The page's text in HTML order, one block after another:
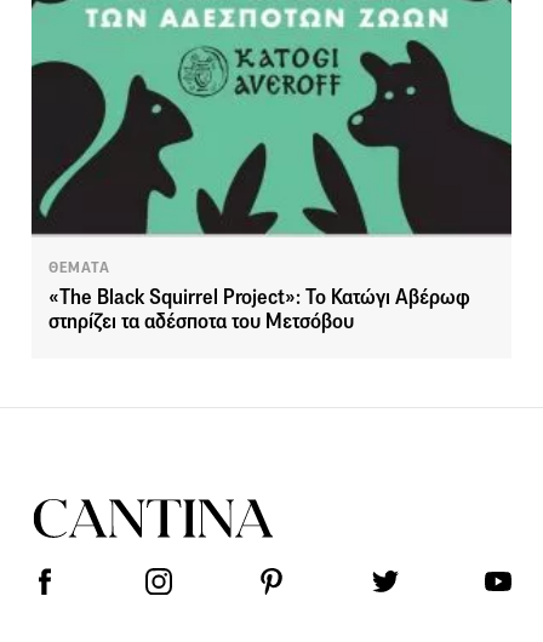
ΘΕΜΑΤΑ
«The Black Squirrel Project»: Το Κατώγι Αβέρωφ
στηρίζει τα αδέσποτα του Μετσόβου